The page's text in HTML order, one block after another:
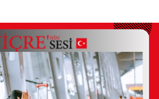
Ägypten:Mit einem
von 83,5 belegt es den zweiten